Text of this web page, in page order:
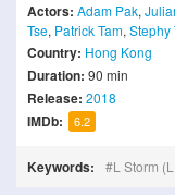
Actors: Adam Pak,
Tse, Patrick Tam, Stephy
Country: Hong Kong
Duration: 90 min
Release: 2018
IMDb: 6.2
Keywords: L Storm